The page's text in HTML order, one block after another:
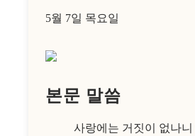
5월 7일 목요일
본문 말씀
사랑에는 거짓이 없나니